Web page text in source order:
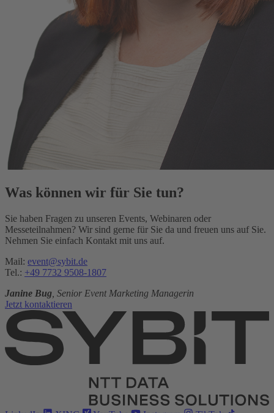
Was können wir für Sie tun?
Sie haben Fragen zu unseren Events, Webinaren oder
Messeteilnahmen? Wir sind gerne für Sie da und freuen uns auf Sie.
Nehmen Sie einfach Kontakt mit uns auf.
Mail: event@sybit.de
Tel.: +49 7732 9508-1807
Janine Bug , Senior Event Marketing Managerin
Jetzt kontaktieren